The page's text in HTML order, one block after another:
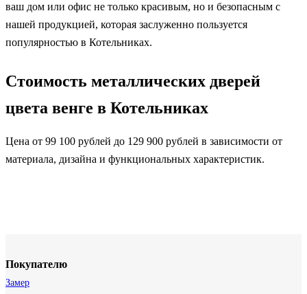
ваш дом или офис не только красивым, но и безопасным с
нашей продукцией, которая заслуженно пользуется
популярностью в Котельниках.
Стоимость металлических дверей
цвета венге в Котельниках
Цена от 99 100 рублей до 129 900 рублей в зависимости от
материала, дизайна и функциональных характеристик.
Покупателю
Замер